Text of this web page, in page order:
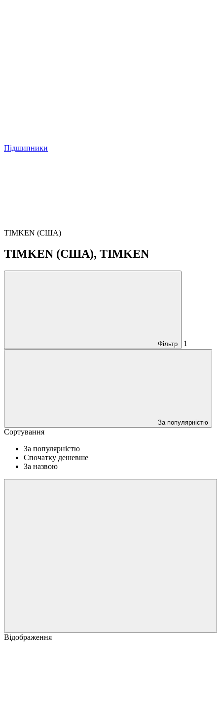
Підшипники
TIMKEN (США)
TIMKEN (США), TIMKEN
Фільтр 1
За популярністю
Сортування
За популярністю
Спочатку дешевше
За назвою
Відображення